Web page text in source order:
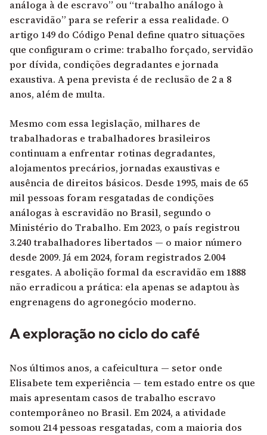
análoga à de escravo” ou “trabalho análogo à
escravidão” para se referir a essa realidade. O
artigo 149 do Código Penal define quatro situações
que configuram o crime: trabalho forçado, servidão
por dívida, condições degradantes e jornada
exaustiva. A pena prevista é de reclusão de 2 a 8
anos, além de multa.
Mesmo com essa legislação, milhares de
trabalhadoras e trabalhadores brasileiros
continuam a enfrentar rotinas degradantes,
alojamentos precários, jornadas exaustivas e
ausência de direitos básicos. Desde 1995, mais de 65
mil pessoas foram resgatadas de condições
análogas à escravidão no Brasil, segundo o
Ministério do Trabalho. Em 2023, o país registrou
3.240 trabalhadores libertados — o maior número
desde 2009. Já em 2024, foram registrados 2.004
resgates. A abolição formal da escravidão em 1888
não erradicou a prática: ela apenas se adaptou às
engrenagens do agronegócio moderno.
A exploração no ciclo do café
Nos últimos anos, a cafeicultura — setor onde
Elisabete tem experiência — tem estado entre os que
mais apresentam casos de trabalho escravo
contemporâneo no Brasil. Em 2024, a atividade
somou 214 pessoas resgatadas, com a maioria dos